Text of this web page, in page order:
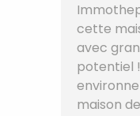
cette
avec
potentiel
maison